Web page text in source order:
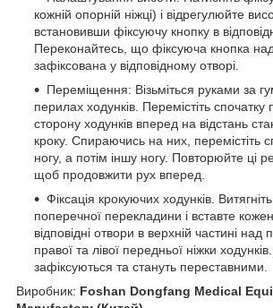
кожній опорній ніжці) і відрегулюйте
встановивши фіксуючу кнопку в
Переконайтесь, що фіксуюча кнопка
зафіксована у відповідному отворі.
Переміщення: Візьміться руками за
перилах ходунків. Перемістіть спочатку
сторону ходунків вперед на відстань
кроку. Спираючись на них, перемістіть
ногу, а потім іншу ногу. Повторюйте ці
щоб продовжити рух вперед.
Фіксація крокуючих ходунків.
поперечної перекладини і вставте
відповідні отвори в верхній частині
правої та лівої передньої ніжки
зафіксуються та стануть переставними.
Виробник: Foshan Dongfang Medical